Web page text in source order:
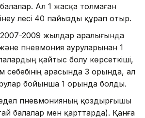
Ал 1 жасқа толмаған
үлесі 40 пайызды құрап отыр.
2009 жылдар аралығында
пневмония ауруларынан 1
қайтыс болу көрсеткіші,
себебінің арасында 3 орында, ал
бойынша 1 орында болды.
пневмонияның қоздырғышы
балалар мен қарттарда). Қанға